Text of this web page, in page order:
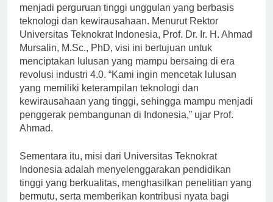
menjadi perguruan tinggi unggulan yang berbasis
teknologi dan kewirausahaan. Menurut Rektor
Universitas Teknokrat Indonesia, Prof. Dr. Ir. H. Ahmad
Mursalin, M.Sc., PhD, visi ini bertujuan untuk
menciptakan lulusan yang mampu bersaing di era
revolusi industri 4.0. “Kami ingin mencetak lulusan
yang memiliki keterampilan teknologi dan
kewirausahaan yang tinggi, sehingga mampu menjadi
penggerak pembangunan di Indonesia,” ujar Prof.
Ahmad.
Sementara itu, misi dari Universitas Teknokrat
Indonesia adalah menyelenggarakan pendidikan
tinggi yang berkualitas, menghasilkan penelitian yang
bermutu, serta memberikan kontribusi nyata bagi